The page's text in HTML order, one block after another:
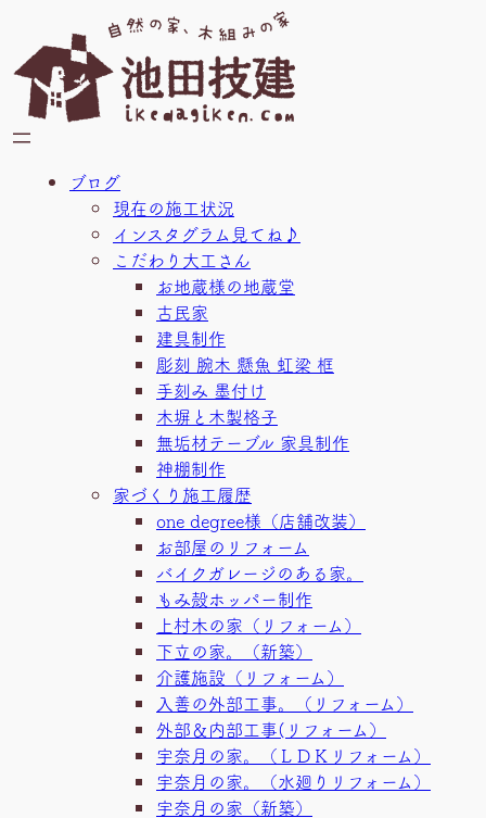
を
ッ
ブログ
現在の施工状況
インスタグラム見てね♪
こだわり大工さん
お地蔵様の地蔵堂
古民家
建具制作
彫刻 腕木 懸魚 虹梁 框
手刻み 墨付け
木塀と木製格子
無垢材テーブル 家具制作
神棚制作
家づくり施工履歴
one degree様（店舗改装）
お部屋のリフォーム
バイクガレージのある家。
もみ殻ホッパー制作
上村木の家（リフォーム）
下立の家。（新築）
介護施設（リフォーム）
入善の外部工事。（リフォーム）
外部＆内部工事(リフォーム）
宇奈月の家。（ＬＤＫリフォーム）
宇奈月の家。（水廻りリフォーム）
宇奈月の家（新築）